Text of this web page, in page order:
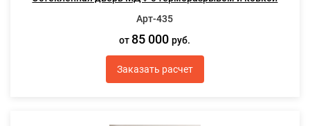
Арт-435
от 85 000руб.
Заказать расчет